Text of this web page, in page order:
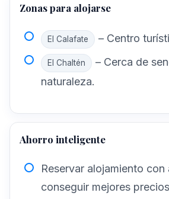
Zonas para alojarse
El Calafate – Centro
El Chaltén
– Cerca de
naturaleza.
Ahorro inteligente
Reservar alojamiento
conseguir mejores